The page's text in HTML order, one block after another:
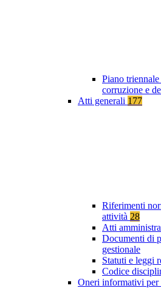
Piano
corruzione e
Atti generali 177
Riferimenti
attività 28
Atti
Documenti di
gestionale
Statuti e leggi
Codice
Oneri informativi per